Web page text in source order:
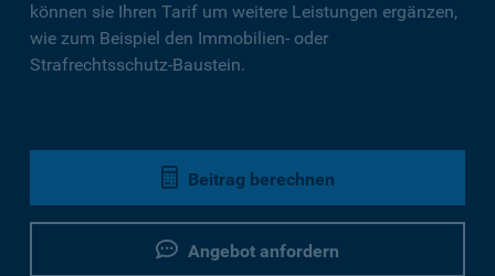
können sie Ihren Tarif um weitere Leistungen ergänzen,
wie zum Beispiel den Immobilien- oder
Strafrechtsschutz-Baustein.
Beitrag berechnen
Angebot anfordern